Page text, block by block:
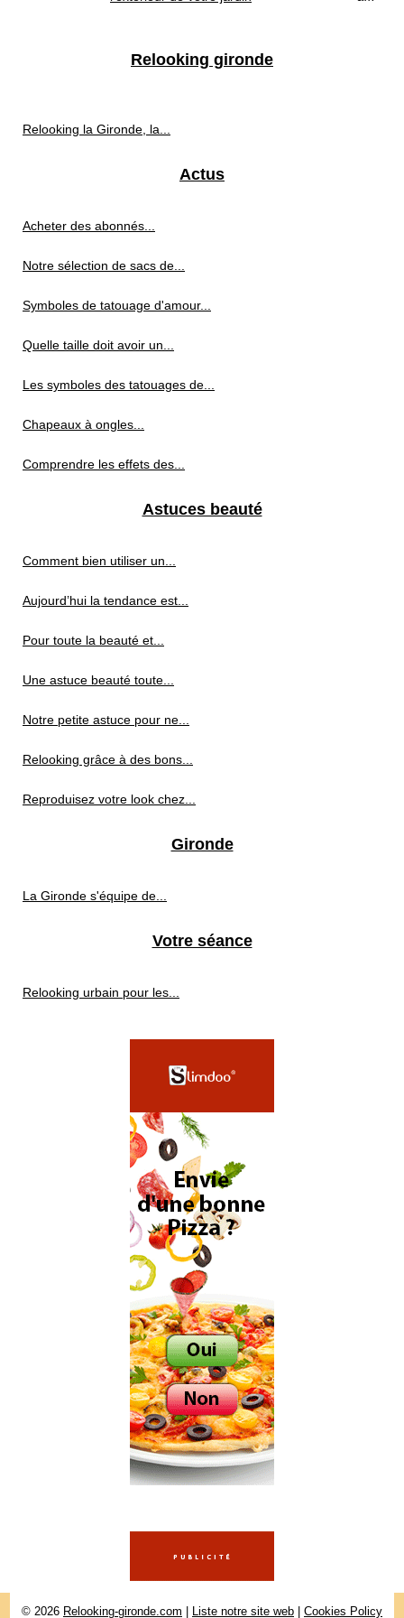
Relooking gironde
Relooking la Gironde, la...
Actus
Acheter des abonnés...
Notre sélection de sacs de...
Symboles de tatouage d'amour...
Quelle taille doit avoir un...
Les symboles des tatouages de...
Chapeaux à ongles...
Comprendre les effets des...
Astuces beauté
Comment bien utiliser un...
Aujourd’hui la tendance est...
Pour toute la beauté et...
Une astuce beauté toute...
Notre petite astuce pour ne...
Relooking grâce à des bons...
Reproduisez votre look chez...
Gironde
La Gironde s'équipe de...
Votre séance
Relooking urbain pour les...
© 2026 Relooking-gironde.com | Liste notre site web | Cookies Policy